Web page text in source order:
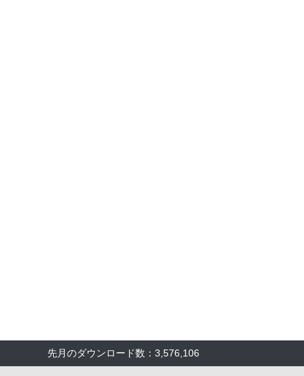
先月のダウンロード数：3,576,106